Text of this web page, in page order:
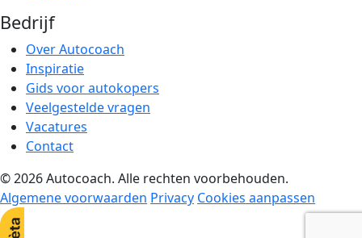
Bedrijf
Over Autocoach
Inspiratie
Gids voor autokopers
Veelgestelde vragen
Vacatures
Contact
© 2026 Autocoach. Alle rechten voorbehouden.
Algemene voorwaarden Privacy Cookies aanpassen